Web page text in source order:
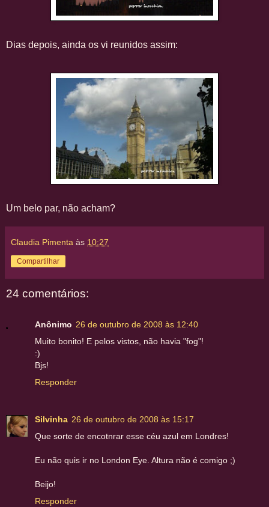
Dias depois, ainda os vi reunidos assim:
Um belo par, não acham?
Claudia Pimenta às 10:27
Compartilhar
24 comentários:
Anônimo 26 de outubro de 2008 às 12:40
Muito bonito! E pelos vistos, não havia "fog"!
:)
Bjs!
Responder
Silvinha 26 de outubro de 2008 às 15:17
Que sorte de encotnrar esse céu azul em Londres!
Eu não quis ir no London Eye. Altura não é comigo ;)
Beijo!
Responder